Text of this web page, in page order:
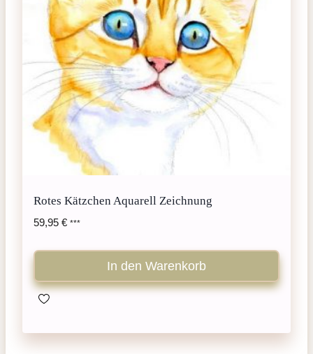
Rotes Kätzchen Aquarell Zeichnung
59,95 € ***
In den Warenkorb